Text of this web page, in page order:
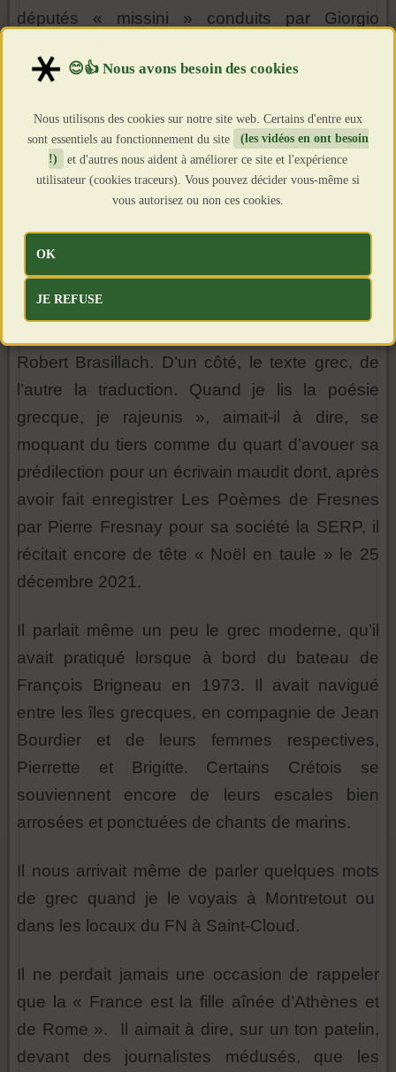
députés « missini » conduits par Giorgio
avait fait ses humanités, connaissait sur le bout
du doigt ses déclinaisons latines et grecques,
mais ne s’était pas contenté de remiser
Thucydide, Aristote ou Héraclite dans un coin
de son cerveau.
« Moi, je suis philhellène. La Grèce est ma
nourrice. Il existe un ouvrage
Robert Brasillach. D’un côté, le texte grec, de
l’autre la traduction. Quand je lis la poésie
grecque, je rajeunis », aimait-il à dire, se
moquant du tiers comme du quart d’avouer sa
prédilection pour un écrivain maudit dont, après
avoir fait enregistrer Les Poèmes de Fresnes
par Pierre Fresnay pour sa société la SERP, il
récitait encore de tête « Noël en taule » le 25
décembre 2021.
Il parlait même un peu le grec moderne, qu’il
avait pratiqué lorsque à bord du bateau de
François Brigneau en 1973. Il avait navigué
entre les îles grecques, en compagnie de Jean
Bourdier et de leurs femmes respectives,
Pierrette et Brigitte. Certains Crétois se
souviennent encore de leurs escales bien
arrosées et ponctuées de chants de marins.
Il nous arrivait même de parler quelques mots
de grec quand je le voyais à Montretout ou
dans les locaux du FN à Saint-Cloud.
Il ne perdait jamais une occasion de rappeler
que la « France est la fille aînée d’Athènes et
de Rome ». Il aimait à dire, sur un ton patelin,
devant des journalistes médusés, que les
Nous utilisons des cookies sur notre site web. Certains d'entre eux
sont essentiels au fonctionnement du site
(les vidéos en ont besoin
!)
et d'autres nous aident à améliorer ce site et l'expérience
utilisateur (cookies traceurs). Vous pouvez décider vous-même si
vous autorisez ou non ces cookies.
OK
JE REFUSE